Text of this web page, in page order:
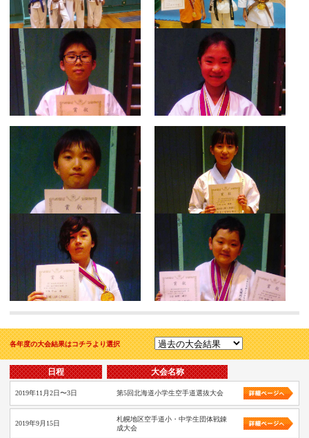
各年度の大会結果はコチラより選択
日程 大会名称
2019年11月2日〜3日 第5回北海道小学生空手道選抜大会
2019年9月15日
札幌地区空手道小・中学生団体戦錬
成大会